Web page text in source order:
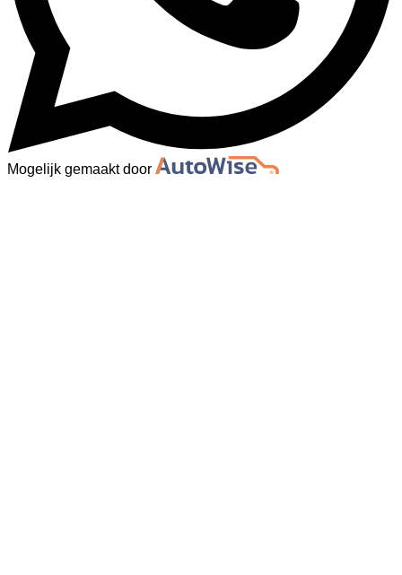
Mogelijk gemaakt door